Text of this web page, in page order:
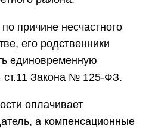
причине несчастного
его родственники
единовременную
ст.11 Закона № 125-ФЗ.
оплачивает
а компенсационные